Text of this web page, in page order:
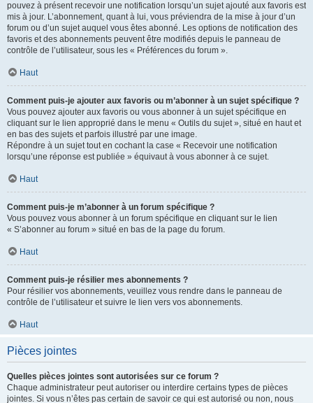
pouvez à présent recevoir une notification lorsqu’un sujet ajouté aux favoris est
mis à jour. L’abonnement, quant à lui, vous préviendra de la mise à jour d’un
forum ou d’un sujet auquel vous êtes abonné. Les options de notification des
favoris et des abonnements peuvent être modifiés depuis le panneau de
contrôle de l’utilisateur, sous les « Préférences du forum ».
Haut
Comment puis-je ajouter aux favoris ou m’abonner à un sujet spécifique ?
Vous pouvez ajouter aux favoris ou vous abonner à un sujet spécifique en
cliquant sur le lien approprié dans le menu « Outils du sujet », situé en haut et
en bas des sujets et parfois illustré par une image.
Répondre à un sujet tout en cochant la case « Recevoir une notification
lorsqu’une réponse est publiée » équivaut à vous abonner à ce sujet.
Haut
Comment puis-je m’abonner à un forum spécifique ?
Vous pouvez vous abonner à un forum spécifique en cliquant sur le lien
« S’abonner au forum » situé en bas de la page du forum.
Haut
Comment puis-je résilier mes abonnements ?
Pour résilier vos abonnements, veuillez vous rendre dans le panneau de
contrôle de l’utilisateur et suivre le lien vers vos abonnements.
Haut
Pièces jointes
Quelles pièces jointes sont autorisées sur ce forum ?
Chaque administrateur peut autoriser ou interdire certains types de pièces
jointes. Si vous n’êtes pas certain de savoir ce qui est autorisé ou non, nous